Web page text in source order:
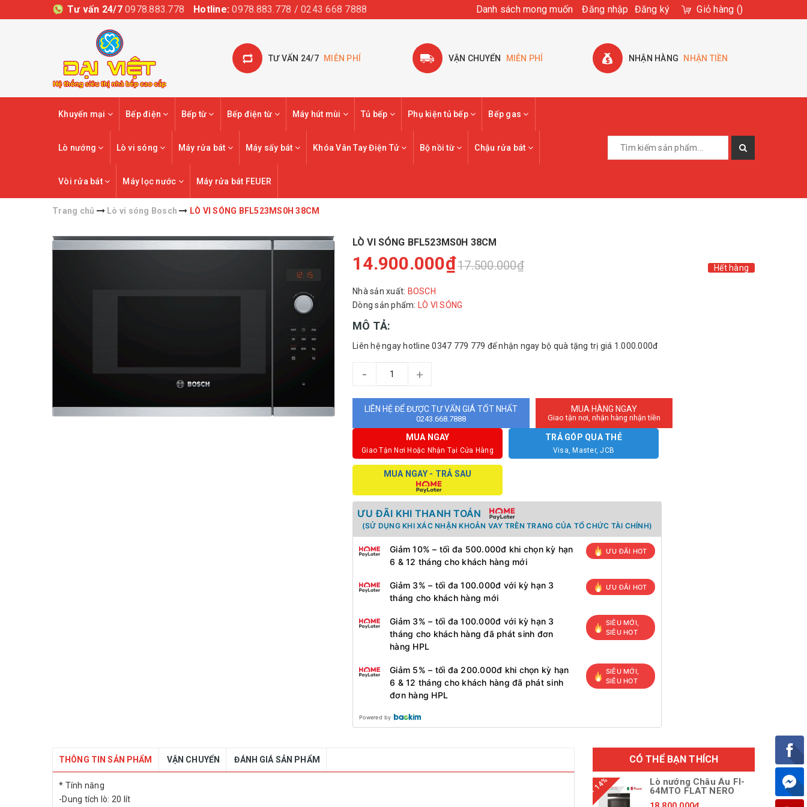
Tư vấn 24/7 0978.883.778 Hotline: 0978.883.778 / 0243 668 7888 Danh sách mong muốn Đăng nhập Đăng ký Giỏ hàng ()
TƯ VẤN 24/7 MIỄN PHÍ VẬN CHUYỂN MIỄN PHÍ NHẬN HÀNG NHẬN TIỀN
Khuyến mại Bếp điện Bếp từ Bếp điện từ Máy hút mùi Tủ bếp Phụ kiện tủ bếp Bếp gas
Lò nướng Lò vi sóng Máy rửa bát Máy sấy bát Khóa Vân Tay Điện Tử Bộ nồi từ Chậu rửa bát
Vòi rửa bát Máy lọc nước Máy rửa bát FEUER
Trang chủ Lò vi sóng Bosch LÒ VI SÓNG BFL523MS0H 38CM
LÒ VI SÓNG BFL523MS0H 38CM
Hết hàng
14.900.000₫17.500.000₫
Nhà sản xuất: BOSCH
Dòng sản phẩm: LÒ VI SÓNG
MÔ TẢ:
Liên hệ ngay hotline 0347 779 779 để nhận ngay bộ quà tặng trị giá 1.000.000đ
- +
LIÊN HỆ ĐỂ ĐƯỢC TƯ VẤN GIÁ TỐT NHẤT
0243.668.7888
MUA HÀNG NGAY
Giao tận nơi, nhận hàng nhận tiền
MUA NGAY
Giao Tận Nơi Hoặc Nhận Tại Cửa Hàng
TRẢ GÓP QUA THẺ
Visa, Master, JCB
MUA NGAY - TRẢ SAU
ƯU ĐÃI KHI THANH TOÁN
(SỬ DỤNG KHI XÁC NHẬN KHOẢN VAY TRÊN TRANG CỦA TỔ CHỨC TÀI CHÍNH)
Giảm 10% – tối đa 500.000đ khi chọn kỳ hạn
6 & 12 tháng cho khách hàng mới
ƯU ĐÃI HOT
Giảm 3% – tối đa 100.000đ với kỳ hạn 3
tháng cho khách hàng mới
ƯU ĐÃI HOT
Giảm 3% – tối đa 100.000đ với kỳ hạn 3
tháng cho khách hàng đã phát sinh đơn
hàng HPL
SIÊU MỚI,
SIÊU HOT
Giảm 5% – tối đa 200.000đ khi chọn kỳ hạn
6 & 12 tháng cho khách hàng đã phát sinh
đơn hàng HPL
SIÊU MỚI,
SIÊU HOT
Powered by
THÔNG TIN SẢN PHẨM VẬN CHUYỂN ĐÁNH GIÁ SẢN PHẨM
* Tính năng
-Dung tích lò: 20 lít
CÓ THỂ BẠN THÍCH
- 14%
Lò nướng Châu Âu FI-
64MTO FLAT NERO